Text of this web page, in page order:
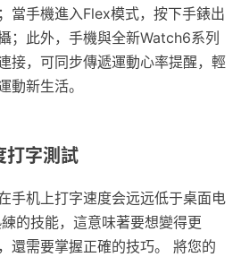
當手機進入Flex模式，按下手錶出
；此外，手機與全新Watch6系列
接，可同步傳遞運動心率提醒，輕
動新生活。
打字測試
手机上打字速度会远远低于桌面电
的技能，這意味著要想變得更
還需要掌握正確的技巧。 將您的